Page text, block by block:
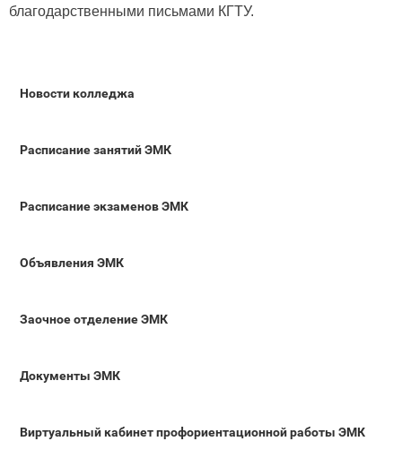
Новости колледжа
Расписание занятий ЭМК
Расписание экзаменов ЭМК
Объявления ЭМК
Заочное отделение ЭМК
Документы ЭМК
Виртуальный кабинет профориентационной работы ЭМК
благодарственными письмами КГТУ.